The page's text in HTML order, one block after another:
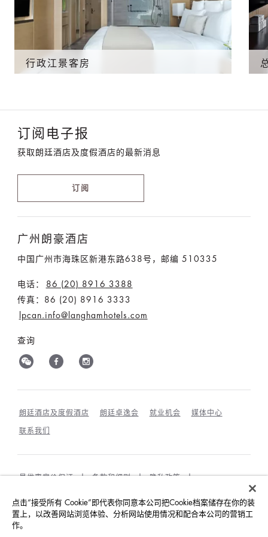
行政江景客房
订阅电子报
获取朗廷酒店及度假酒店的最新消息
订阅
广州朗豪酒店
中国广州市海珠区新港东路638号，邮编 510335
电话：
86 (20) 8916 3388
传真：86 (20) 8916 3333
lpcan.info@langhamhotels.com
查询
朗廷酒店及度假酒店 朗廷卓逸会 就业机会 媒体中心
联系我们
最优惠房价保证 条款和细则 隐私政策
可持续发展
点击“接受所有 Cookie”即代表你同意本公司把Cookie档案储存在你的装
置上，以改善网站浏览体验、分析网站使用情况和配合本公司的营销工
作。